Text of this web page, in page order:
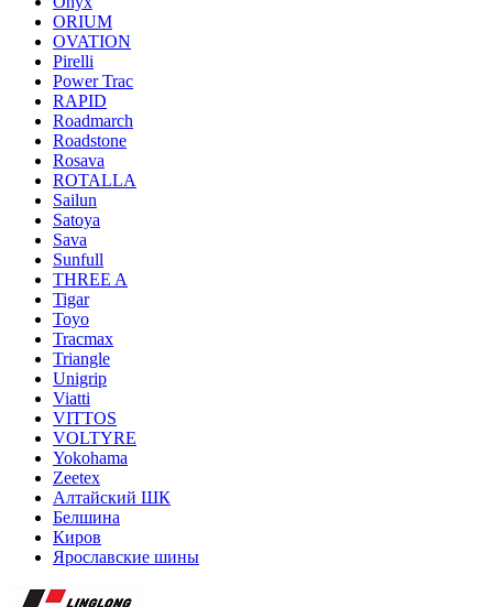
ORIUM
OVATION
Pirelli
Power Trac
RAPID
Roadmarch
Roadstone
Rosava
ROTALLA
Sailun
Satoya
Sava
Sunfull
THREE A
Tigar
Toyo
Tracmax
Triangle
Unigrip
Viatti
VITTOS
VOLTYRE
Yokohama
Zeetex
Алтайский ШК
Белшина
Киров
Ярославские шины